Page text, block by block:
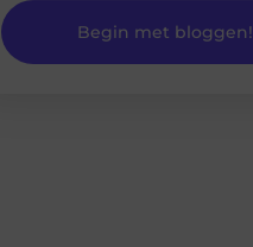
Begin met bloggen!